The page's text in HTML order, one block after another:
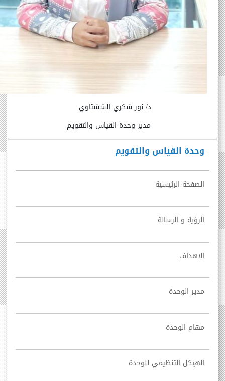
وحدة القياس والتقويم
الصفحة الرئيسية
الرؤية و الرسالة
الاهداف
مدير الوحدة
مهام الوحدة
الهيكل التنظيمي للوحدة
د/ نور شكري الششتاوي
مدير وحدة القياس والتقويم